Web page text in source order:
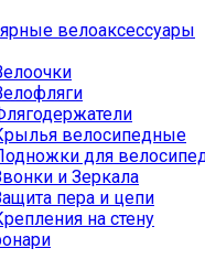
велоаксессуары
велосипедные
для
и Зеркала
пера и цепи
на стену